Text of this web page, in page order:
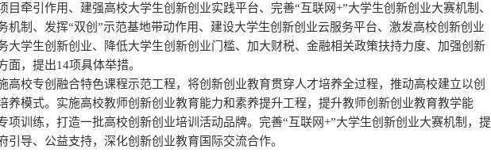
目牵引作用、建强高校大学生创新创业实践平台、完善“互联网+”大学生创新创业大赛机制、
机制、发挥“双创”示范基地带动作用、建设大学生创新创业云服务平台、激发高校创新创业
大学生创新创业、降低大学生创新创业门槛、加大财税、金融相关政策扶持力度、加强创新
面，提出14项具体举措。
高校专创融合特色课程示范工程，将创新创业教育贯穿人才培养全过程，推动高校建立以创
养模式。实施高校教师创新创业教育能力和素养提升工程，提升教师创新创业教育教学能
项训练，打造一批高校创新创业培训活动品牌。完善“互联网+”大学生创新创业大赛机制，提
引导、公益支持，深化创新创业教育国际交流合作。